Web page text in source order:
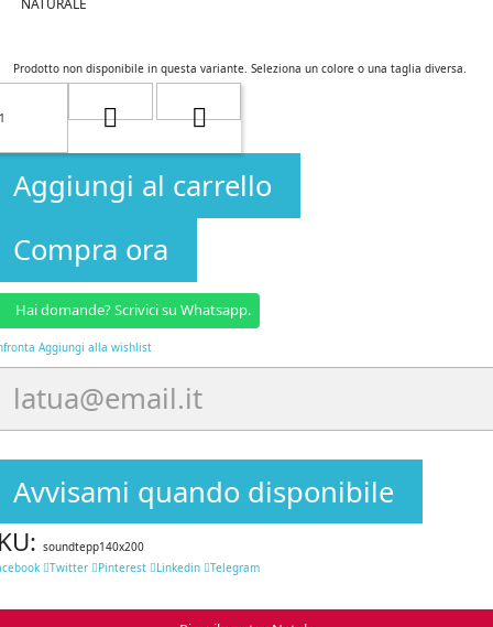
Prodotto non disponibile in questa variante. Seleziona un colore o una taglia diversa.
Aggiungi al carrello
Compra ora
Hai domande? Scrivici su Whatsapp.
Aggiungi alla wishlist
Avvisami quando disponibile
soundtepp140x200
Twitter Pinterest Linkedin Telegram